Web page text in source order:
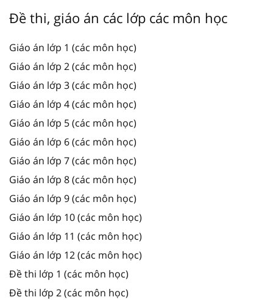
Đề thi, giáo án các lớp các môn học
Giáo án lớp 1 (các môn học)
Giáo án lớp 2 (các môn học)
Giáo án lớp 3 (các môn học)
Giáo án lớp 4 (các môn học)
Giáo án lớp 5 (các môn học)
Giáo án lớp 6 (các môn học)
Giáo án lớp 7 (các môn học)
Giáo án lớp 8 (các môn học)
Giáo án lớp 9 (các môn học)
Giáo án lớp 10 (các môn học)
Giáo án lớp 11 (các môn học)
Giáo án lớp 12 (các môn học)
Đề thi lớp 1 (các môn học)
Đề thi lớp 2 (các môn học)